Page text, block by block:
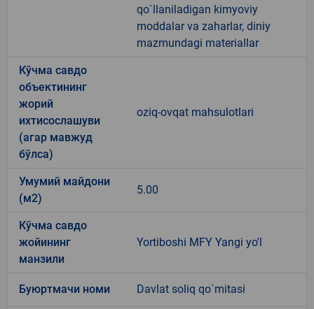
qo`llaniladigan kimyoviy
moddalar va zaharlar, diniy
mazmundagi materiallar
Кўчма савдо
объектининг
жорий
ихтисослашуви
(агар мавжуд
бўлса)
oziq-ovqat mahsulotlari
Умумий майдони
(м2)
5.00
Кўчма савдо
жойининг
манзили
Yortiboshi MFY Yangi yo'l
Буюртмачи номи Davlat soliq qo`mitasi